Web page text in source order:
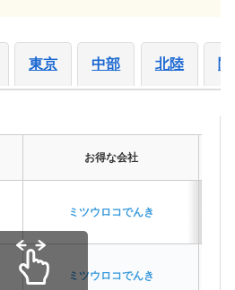
東京 中部 北陸
お得な会社
ミツウロコでんき
ミツウロコでんき